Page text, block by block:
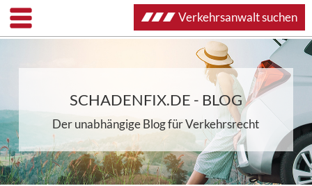
SCHADENFIX.DE - BLOG
Der unabhängige Blog für Verkehrsrecht
Verkehrsanwalt suchen